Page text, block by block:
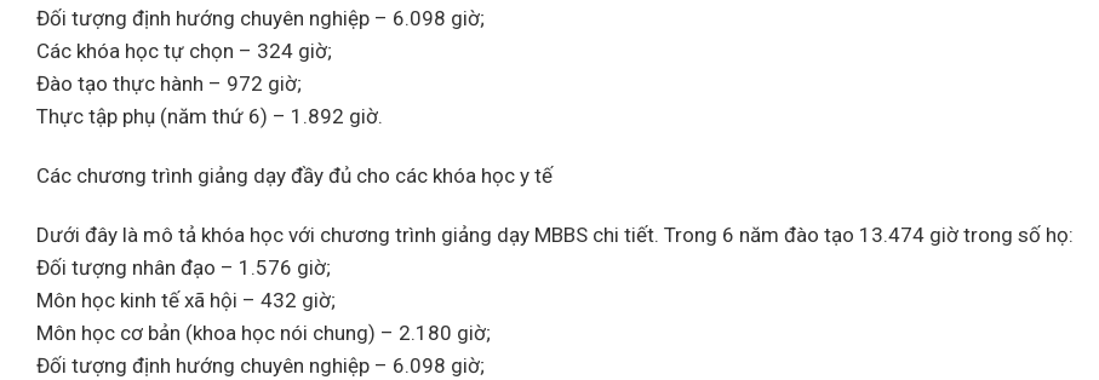
Đối tượng định hướng chuyên nghiệp – 6.098 giờ;
Các khóa học tự chọn – 324 giờ;
Đào tạo thực hành – 972 giờ;
Thực tập phụ (năm thứ 6) – 1.892 giờ.
Các chương trình giảng dạy đầy đủ cho các khóa học y tế
Dưới đây là mô tả khóa học với chương trình giảng dạy MBBS chi tiết. Trong 6 năm đào tạo 13.474 giờ trong số họ:
Đối tượng nhân đạo – 1.576 giờ;
Môn học kinh tế xã hội – 432 giờ;
Môn học cơ bản (khoa học nói chung) – 2.180 giờ;
Đối tượng định hướng chuyên nghiệp – 6.098 giờ;